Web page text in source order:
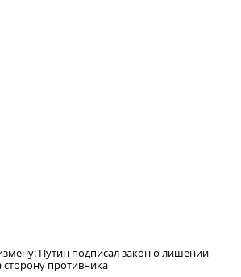
Путин подписал закон о лишении
противника